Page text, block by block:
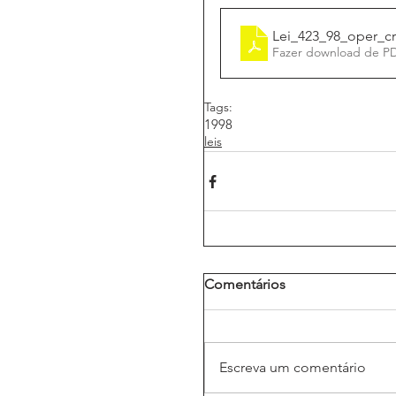
Fazer download de
Tags:
1998
leis
Comentários
Escreva um comentário